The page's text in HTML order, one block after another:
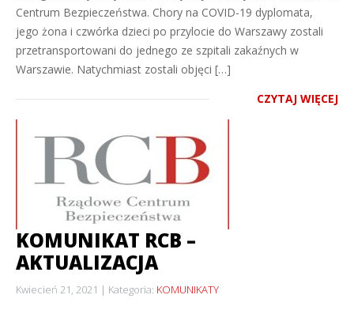
Centrum Bezpieczeństwa. Chory na COVID-19 dyplomata,
jego żona i czwórka dzieci po przylocie do Warszawy zostali
przetransportowani do jednego ze szpitali zakaźnych w
Warszawie. Natychmiast zostali objęci […]
CZYTAJ WIĘCEJ
KOMUNIKAT RCB –
AKTUALIZACJA
Kwiecień 21, 2021 Kategoria: KOMUNIKATY